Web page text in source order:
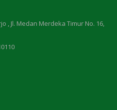
, Jl. Medan Merdeka Timur No. 16,